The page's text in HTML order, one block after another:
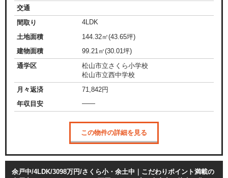
交通
間取り
4LDK
土地面積
144.32㎡(43.65坪)
建物面積
99.21㎡(30.01坪)
通学区
松山市立さくら小学校
松山市立西中学校
月々返済
71,842円
年収目安
——
この物件の詳細を見る
余戸中/4LDK/3098万円/さくら小・余土中｜こだわりポイント満載の